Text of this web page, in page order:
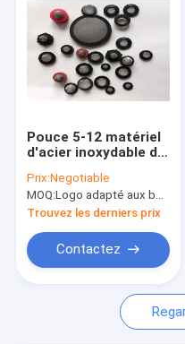
Pouce 5-12 matériel
d'acier inoxydable de
métal de 100
microns
Prix:Negotiable
MOQ:Logo adapté aux besoins du client (Min. Order : 300 morceaux) d'emballage adapté aux besoins du clie
Trouvez les derniers prix
Contactez